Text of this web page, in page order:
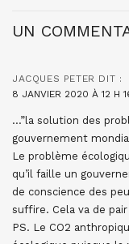
UN
JACQUES PETER DIT :
8 JANVIER 2020 À 12 H
…”la solution des
gouvernement
Le problème
qu’il faille un
de conscience des
suffire. Cela va de
PS. Le CO2